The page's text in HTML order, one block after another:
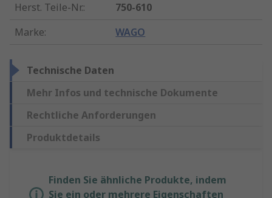
Herst. Teile-Nr.:
750-610
Marke: WAGO
Technische Daten
Mehr Infos und technische Dokumente
Rechtliche Anforderungen
Produktdetails
Finden Sie ähnliche Produkte, indem
Sie ein oder mehrere Eigenschaften